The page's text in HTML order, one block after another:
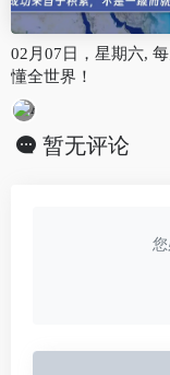
02月07日，星期六,
懂全世界！
暂无评论
您